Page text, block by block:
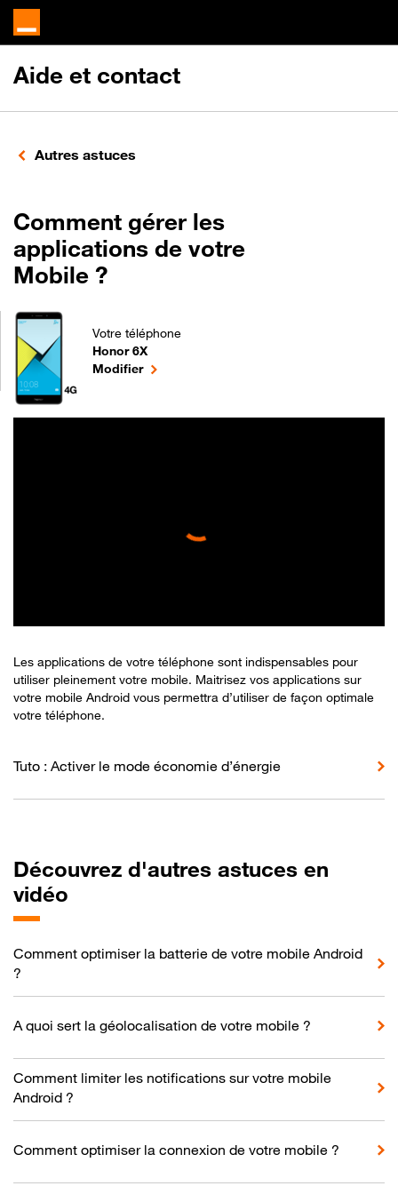
Aide et contact
Autres astuces
Comment gérer les
applications de votre
Mobile ?
Votre téléphone
Honor 6X
Comment gérer les applications de votre Mobile ?
Modifierle téléphone sélectionné
Les applications de votre téléphone sont indispensables pour
utiliser pleinement votre mobile. Maitrisez vos applications sur
votre mobile Android vous permettra d’utiliser de façon optimale
votre téléphone.
Tuto : Activer le mode économie d’énergie
Découvrez d'autres astuces en
vidéo
Comment optimiser la batterie de votre mobile Android
?
A quoi sert la géolocalisation de votre mobile ?
Comment limiter les notifications sur votre mobile
Android ?
Comment optimiser la connexion de votre mobile ?